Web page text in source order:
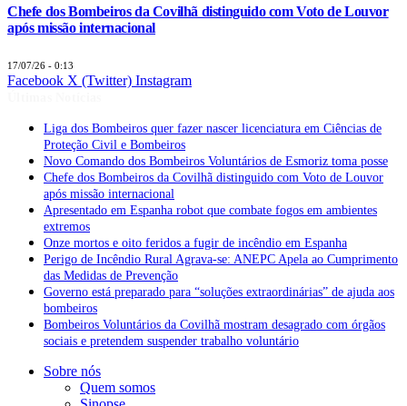
Chefe dos Bombeiros da Covilhã distinguido com Voto de Louvor
após missão internacional
17/07/26 - 0:13
Facebook X (Twitter) Instagram
Liga dos Bombeiros quer fazer nascer licenciatura em Ciências de
Proteção Civil e Bombeiros
Novo Comando dos Bombeiros Voluntários de Esmoriz toma posse
Chefe dos Bombeiros da Covilhã distinguido com Voto de Louvor
após missão internacional
Apresentado em Espanha robot que combate fogos em ambientes
extremos
Onze mortos e oito feridos a fugir de incêndio em Espanha
Perigo de Incêndio Rural Agrava-se: ANEPC Apela ao Cumprimento
das Medidas de Prevenção
Governo está preparado para “soluções extraordinárias” de ajuda aos
bombeiros
Bombeiros Voluntários da Covilhã mostram desagrado com órgãos
sociais e pretendem suspender trabalho voluntário
Sobre nós
Quem somos